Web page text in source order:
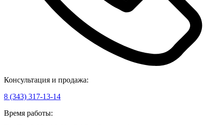
Консультация и продажа:
8 (343) 317-13-14
Время работы: